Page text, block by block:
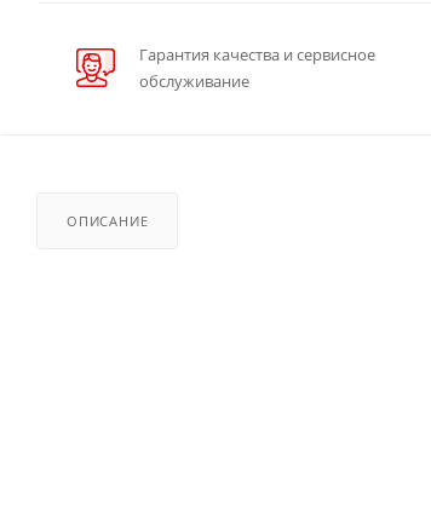
Гарантия качества и сервисное
обслуживание
ОПИСАНИЕ